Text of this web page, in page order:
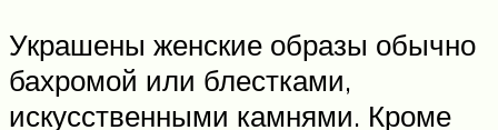
Украшены женские образы обычно
бахромой или блестками,
искусственными камнями. Кроме